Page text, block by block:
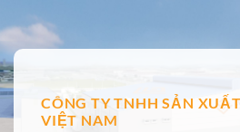
CÔNG TY TNHH SẢN
VIỆT NAM